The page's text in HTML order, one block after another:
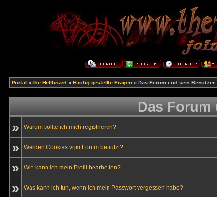
Portal » the Hellboard » Häufig gestellte Fragen » Das Forum und sein Benutzer
Das Forum
»
Warum sollte ich mich registrieren?
» Werden Cookies vom Forum benutzt?
» Wie kann ich mein Profil bearbeiten?
» Was kann ich tun, wenn ich mein Passwort vergessen habe?